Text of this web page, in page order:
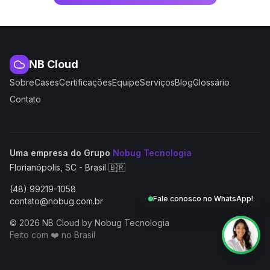
NB Cloud
SobreCasesCertificaçõesEquipeServiçosBlogGlossário
Contato
Uma empresa do Grupo Nobug Tecnologia
Florianópolis, SC - Brasil 🇧🇷
(48) 99219-1058
contato@nobug.com.br
© 2026 NB Cloud by Nobug Tecnologia
Feito com ❤️ no Brasil
NB Cloud by Nobug Tecnologia — Cloud computing,
Fale conosco no WhatsApp!